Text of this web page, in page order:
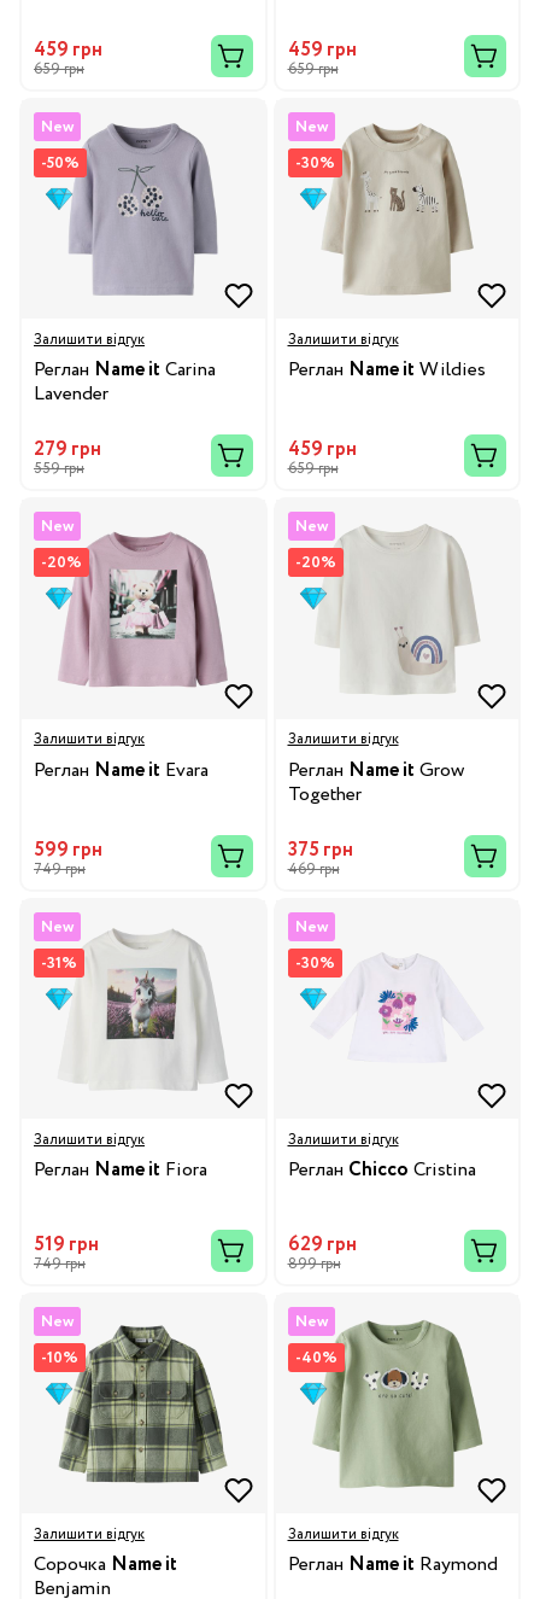
459 грн
659 грн
459 грн
659 грн
New
-50%
Залишити відгук
Реглан Name it Carina
Lavender
279 грн
559 грн
New
-30%
Залишити відгук
Реглан Name it Wildies
459 грн
659 грн
New
-20%
Залишити відгук
Реглан Name it Evara
599 грн
749 грн
New
-20%
Залишити відгук
Реглан Name it Grow
Together
375 грн
469 грн
New
-31%
Залишити відгук
Реглан Name it Fiora
519 грн
749 грн
New
-30%
Залишити відгук
Реглан Chicco Cristina
629 грн
899 грн
New
-10%
Залишити відгук
Сорочка Name it
Benjamin
New
-40%
Залишити відгук
Реглан Name it Raymond